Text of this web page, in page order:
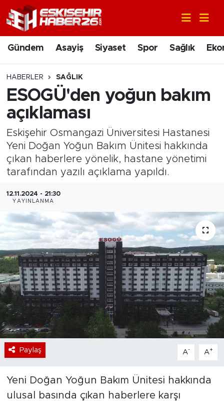
Gündem Asayiş Siyaset Spor Sağlık
HABERLER SAĞLIK
ESOGÜ'den yoğun bakım
açıklaması
Eskişehir Osmangazi Üniversitesi Hastanesi
Yeni Doğan Yoğun Bakım Ünitesi hakkında
çıkan haberlere yönelik, hastane yönetimi
tarafından yazılı açıklama yapıldı.
12.11.2024 - 21:30
YAYINLANMA
Paylaş A- A+
Yeni Doğan Yoğun Bakım Ünitesi hakkında
ulusal basında çıkan haberlere karşı
Gündem
Asayiş
Siyaset
Spor
Sağlık
Ekonomi
Eğitim
Sanat
Bölge
Teknoloji
Magazin
Dünya
Sektör
Nöbetçi Eczaneler
Hava Durumu
Trafik Durumu
Süper Lig Puan Durumu ve Fikstür
Tüm Manşetler
Son Dakika Haberleri
Haber Arşivi